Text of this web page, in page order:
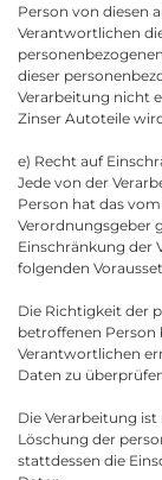
Person von diesen
Verantwortlichen
dieser
Verarbeitung nicht
Zinser Autoteile
e) Recht auf
Jede von der
Person hat das
Verordnungsgeber
Einschränkung der
folgenden
Die Richtigkeit der
betroffenen Person
Verantwortlichen
Daten zu
Die Verarbeitung
Löschung der
stattdessen die